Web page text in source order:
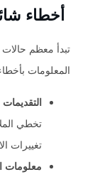
أخطاء
تبدأ معظم
المعلومات
التقديمات
تخطي
تغييرات
معلومات